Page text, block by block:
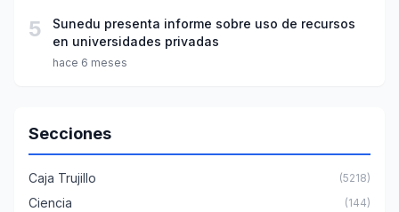
5
Sunedu presenta informe sobre uso de recursos
en universidades privadas
hace 6 meses
Secciones
Caja Trujillo (5218)
Ciencia (144)